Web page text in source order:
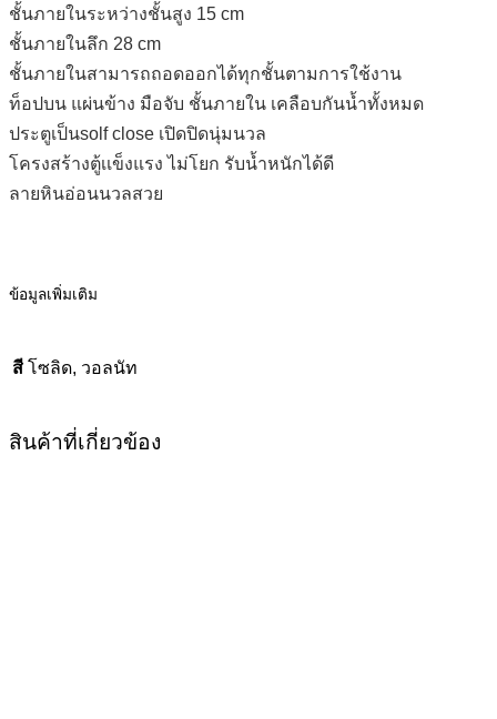
ชั้นภายในระหว่างชั้นสูง 15 cm
ชั้นภายในลึก 28 cm
ชั้นภายในสามารถถอดออกได้ทุกชั้นตามการใช้งาน
ท็อปบน แผ่นข้าง มือจับ ชั้นภายใน เคลือบกันน้ำทั้งหมด
ประตูเป็นsolf close เปิดปิดนุ่มนวล
โครงสร้างตู้เเข็งแรง ไม่โยก รับน้ำหนักได้ดี
ลายหินอ่อนนวลสวย
ข้อมูลเพิ่มเติม
สี โซลิด, วอลนัท
สินค้าที่เกี่ยวข้อง